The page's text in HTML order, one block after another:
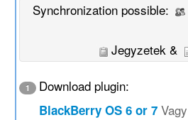
Synchronization possible:
Jegyzetek &
1 Download plugin:
BlackBerry OS 6 or 7 Vagy